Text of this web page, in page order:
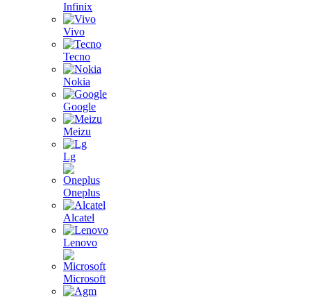
Infinix
Vivo
Tecno
Nokia
Google
Meizu
Lg
Oneplus
Alcatel
Lenovo
Microsoft